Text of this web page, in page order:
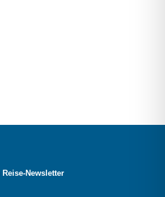
Reise-Newsletter